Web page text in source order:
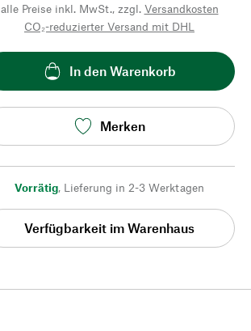
alle Preise inkl. MwSt., zzgl. Versandkosten
CO₂-reduzierter Versand mit DHL
In den Warenkorb
Merken
Vorrätig, Lieferung in 2-3 Werktagen
Verfügbarkeit im Warenhaus